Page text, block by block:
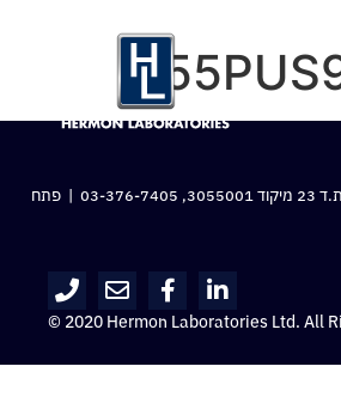
03-376-7405 | פתח
© 2020 Hermon Laboratories Ltd. All